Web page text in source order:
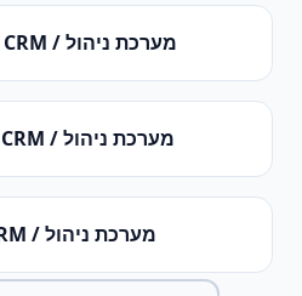
מערכת ניהול / CRM
מערכת ניהול / CRM
מערכת ניהול / CRM